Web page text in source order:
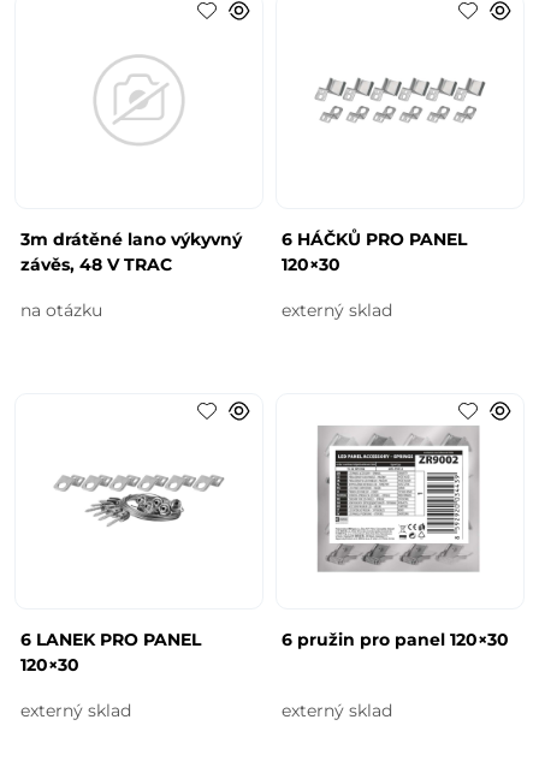
3m drátěné lano výkyvný
závěs, 48 V TRAC
na otázku
6 HÁČKŮ PRO PANEL
120×30
externý sklad
6 LANEK PRO PANEL
120×30
externý sklad
6 pružin pro panel 120×30
externý sklad